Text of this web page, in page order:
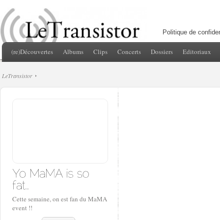
Politique de
(re)Découvertes Albums Clips Concerts Dossiers Editoriaux
LeTransistor
Cette semaine, on est fan du MaMA
event !!